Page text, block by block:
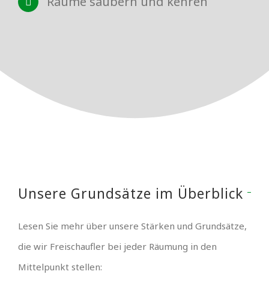
Unsere Grundsätze im Überblick
Lesen Sie mehr über unsere Stärken und Grundsätze,
die wir Freischaufler bei jeder Räumung in den
Mittelpunkt stellen: